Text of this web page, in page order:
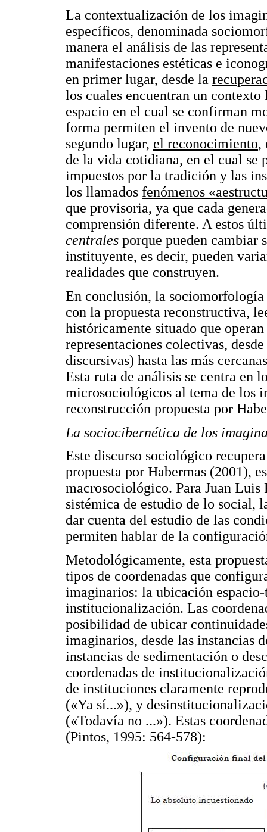
La contextualización de los
específicos, denominada
manera el análisis de las
manifestaciones estéticas e
en primer lugar, desde la
los cuales encuentran un
espacio en el cual se confirman
forma permiten el invento de
segundo lugar, el reconocimiento,
de la vida cotidiana, en el cual se
impuestos por la tradición y las
los llamados fenómenos
que provisoria, ya que cada
comprensión diferente. A estos
centrales porque pueden cambiar
instituyente, es decir, pueden
realidades que construyen.
En conclusión, la
con la propuesta reconstructiva,
históricamente situado que
representaciones colectivas,
discursivas) hasta las más
Esta ruta de análisis se centra en
microsociológicos al tema de los
reconstrucción propuesta por
La sociocibernética de los
Este discurso sociológico
propuesta por Habermas (2001),
macrosociológico. Para Juan
sistémica de estudio de lo social,
dar cuenta del estudio de las
permiten hablar de la
Metodológicamente, esta
tipos de coordenadas que
imaginarios: la ubicación
institucionalización. Las
posibilidad de ubicar
imaginarios, desde las instancias
instancias de sedimentación o
coordenadas de
de instituciones claramente
(«Ya sí...»), y
(«Todavía no ...»). Estas
(Pintos, 1995: 564-578):